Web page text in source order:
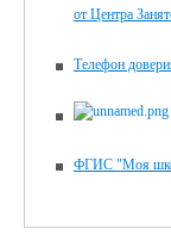
от Центра
Телефон
ФГИС "Моя